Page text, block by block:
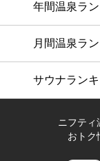
年間温泉ラ
月間温泉ラ
サウナラン
ニフティ
おトク